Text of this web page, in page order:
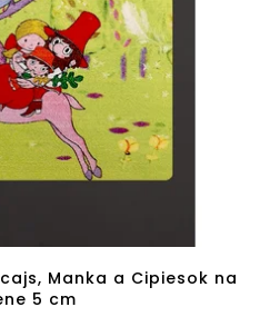
Manka a Cipiesok na
5 cm